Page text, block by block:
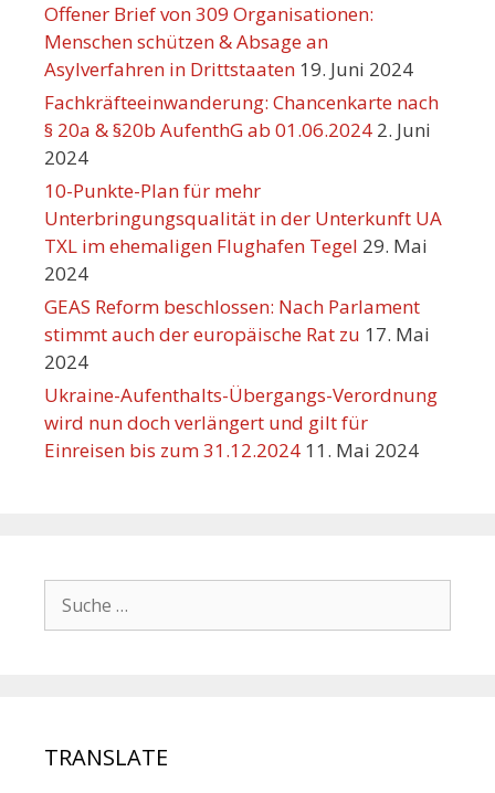
Offener Brief von 309 Organisationen:
Menschen schützen & Absage an
Asylverfahren in Drittstaaten 19. Juni 2024
Fachkräfteeinwanderung: Chancenkarte nach
§ 20a & §20b AufenthG ab 01.06.2024 2. Juni
2024
10-Punkte-Plan für mehr
Unterbringungsqualität in der Unterkunft UA
TXL im ehemaligen Flughafen Tegel 29. Mai
2024
GEAS Reform beschlossen: Nach Parlament
stimmt auch der europäische Rat zu 17. Mai
2024
Ukraine-Aufenthalts-Übergangs-Verordnung
wird nun doch verlängert und gilt für
Einreisen bis zum 31.12.2024 11. Mai 2024
TRANSLATE